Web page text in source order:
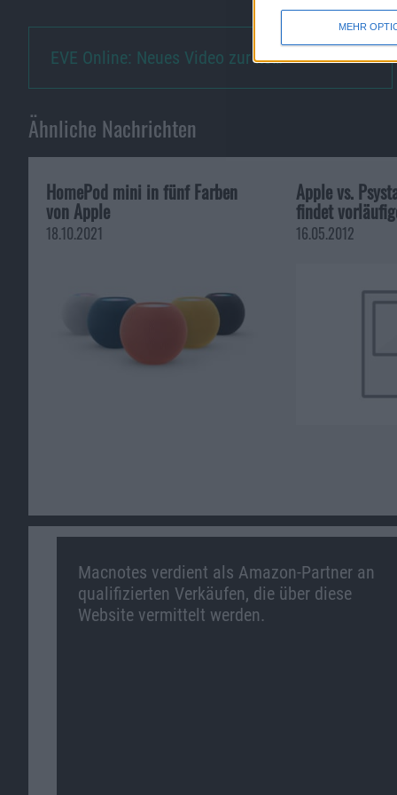
MEHR
EVE Online: Neues Video zur ko…
Ähnliche Nachrichten
HomePod mini in fünf Farben
von Apple
18.10.2021
Apple vs.
findet
16.05.2012
Macnotes verdient als Amazon-Partner an
qualifizierten Verkäufen, die über diese
Website vermittelt werden.